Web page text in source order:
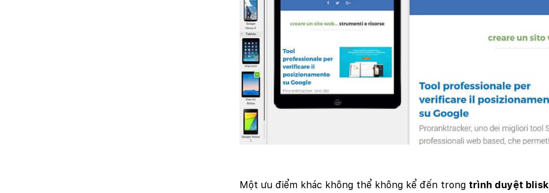
Một ưu điểm khác không thể không kể đến trong trình duyệt blisk